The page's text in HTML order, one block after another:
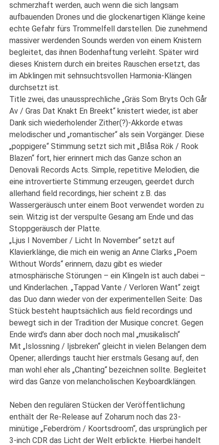
schmerzhaft werden, auch wenn die sich langsam
aufbauenden Drones und die glockenartigen Klänge keine
echte Gefahr fürs Trommelfell darstellen. Die zunehmend
massiver werdenden Sounds werden von einem Knistern
begleitet, das ihnen Bodenhaftung verleiht. Später wird
dieses Knistern durch ein breites Rauschen ersetzt, das
im Abklingen mit sehnsuchtsvollen Harmonia-Klängen
durchsetzt ist.
Title zwei, das unaussprechliche „Gräs Som Bryts Och Går
Av / Gras Dat Knakt En Breekt“ knistert wieder, ist aber
Dank sich wiederholender Zither(?)-Akkorde etwas
melodischer und „romantischer“ als sein Vorgänger. Diese
„poppigere“ Stimmung setzt sich mit „Blåsa Rök / Rook
Blazen“ fort, hier erinnert mich das Ganze schon an
Denovali Records Acts. Simple, repetitive Melodien, die
eine introvertierte Stimmung erzeugen, geerdet durch
allerhand field recordings, hier scheint z.B. das
Wassergeräusch unter einem Boot verwendet worden zu
sein. Witzig ist der verspulte Gesang am Ende und das
Stoppgeräusch der Platte.
„Ljus I November / Licht In November“ setzt auf
Klavierklänge, die mich ein wenig an Anne Clarks „Poem
Without Words“ erinnern, dazu gibt es wieder
atmosphärische Störungen – ein Klingeln ist auch dabei –
und Kinderlachen. „Tappad Vante / Verloren Want“ zeigt
das Duo dann wieder von der experimentellen Seite: Das
Stück besteht hauptsächlich aus field recordings und
bewegt sich in der Tradition der Musique concret. Gegen
Ende wird’s dann aber doch noch mal „musikalisch“
Mit „Islossning / Ijsbreken“ gleicht in vielen Belangen dem
Opener; allerdings taucht hier erstmals Gesang auf, den
man wohl eher als „Chanting“ bezeichnen sollte. Begleitet
wird das Ganze von melancholischen Keyboardklängen.
Neben den regulären Stücken der Veröffentlichung
enthält der Re-Release auf Zoharum noch das 23-
minütige „Feberdröm / Koortsdroom“, das ursprünglich per
3-inch CDR das Licht der Welt erblickte. Hierbei handelt